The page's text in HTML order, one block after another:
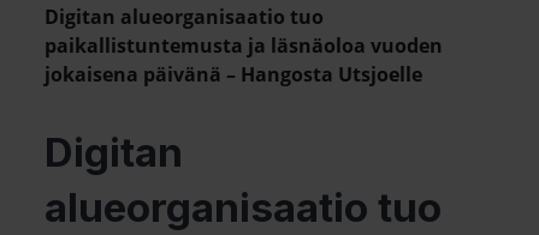
Digitan alueorganisaatio tuo
paikallistuntemusta ja läsnäoloa vuoden
jokaisena päivänä – Hangosta Utsjoelle
Digitan
alueorganisaatio tuo